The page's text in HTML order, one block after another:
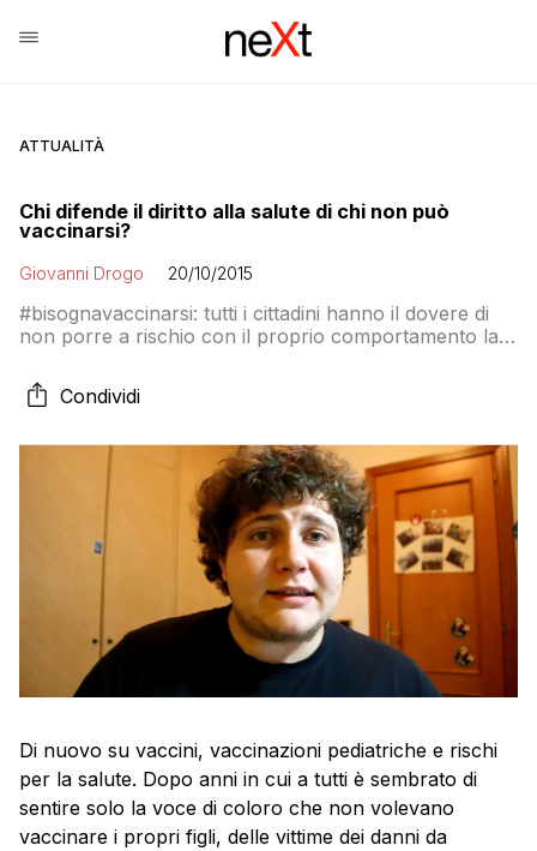
ATTUALITÀ
Chi difende il diritto alla salute di chi non può
vaccinarsi?
Giovanni Drogo 20/10/2015
#bisognavaccinarsi: tutti i cittadini hanno il dovere di
non porre a rischio con il proprio comportamento la
quelle persone che non può vaccinarsi e quindi è in
pericolo a causa delle scelte degli anti-vax
Condividi
Di nuovo su vaccini, vaccinazioni pediatriche e rischi
per la salute. Dopo anni in cui a tutti è sembrato di
sentire solo la voce di coloro che non volevano
vaccinare i propri figli, delle vittime dei danni da